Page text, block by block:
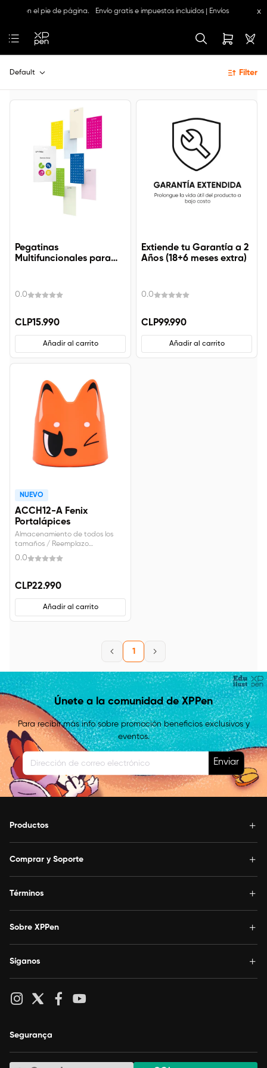
o en el pie de página. Envío gratis e impuestos incluidos | Envíos a: CL, x
Default Filter
Pegatinas
Multifuncionales para
0.0
CLP15.990
Añadir al carrito
Extiende tu Garantía a 2
Años (18+6 meses extra)
0.0
CLP99.990
Añadir al carrito
NUEVO
ACCH12-A Fenix
Portalápices
Almacenamiento de todos los
tamaños / Reemplazo
instantáneo de la punta: Puedes
guardar todos los XPPen lápices
vertical como
base del portalápices permite
extraer la punta fácilmente.
0.0
CLP22.990
Añadir al carrito
1
Únete a la comunidad de XPPen
Para recibir más info sobre promoción beneficios exclusivos y
eventos.
Enviar
Productos
Comprar y Soporte
Términos
Sobre XPPen
Síganos
Segurança